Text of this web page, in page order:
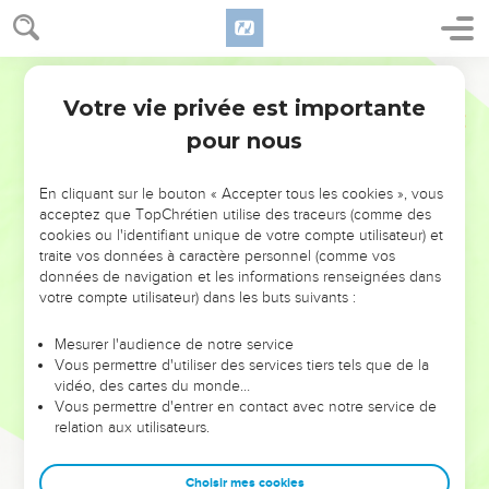
NE MANQUEZ PAS L’ÉVÉNEMENT
DE L’ANNÉE !
ET SI LEURS ERREURS POUVAIENT VOUS ÉVITER LES
VOTRES ?
leur foi ou leur vision. Mais on voit moins les doutes, les erreurs
et les saisons difficiles qu'ils ont traversés, alors même que ce
sont elles qui les ont façonnés.
Dans cette conférence, leaders, entrepreneurs, et responsables
clés pour avancer avec plus de sagesse afin que leurs erreurs
Votre vie privée est importante
pour nous
En cliquant sur le bouton « Accepter tous les cookies », vous
acceptez que TopChrétien utilise des traceurs (comme des
cookies ou l'identifiant unique de votre compte utilisateur) et
traite vos données à caractère personnel (comme vos
données de navigation et les informations renseignées dans
votre compte utilisateur) dans les buts suivants :
Mesurer l'audience de notre service
Vous permettre d'utiliser des services tiers tels que de la
vidéo, des cartes du monde…
Vous permettre d'entrer en contact avec notre service de
relation aux utilisateurs.
Choisir mes cookies